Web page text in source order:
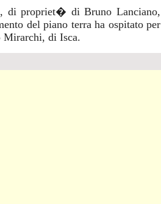
di propriet� di Bruno Lanciano,
del piano terra ha ospitato per
Mirarchi, di Isca.